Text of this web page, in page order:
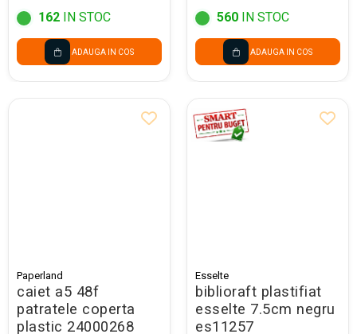
162 IN STOC
ADAUGA IN COS
560 IN STOC
ADAUGA IN COS
Paperland
caiet a5 48f
patratele coperta
plastic 24000268
Esselte
biblioraft plastifiat
esselte 7.5cm negru
es11257